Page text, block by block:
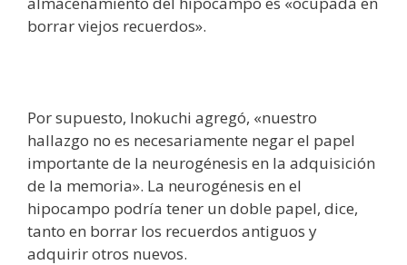
borrar viejos recuerdos».
Por supuesto, Inokuchi agregó, «nuestro
hallazgo no es necesariamente negar el papel
importante de la neurogénesis en la adquisición
de la memoria». La neurogénesis en el
hipocampo podría tener un doble papel, dice,
tanto en borrar los recuerdos antiguos y
adquirir otros nuevos.